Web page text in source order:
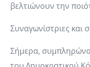
βελτιώνουν την
Συναγωνίστριες και
Σήμερα,